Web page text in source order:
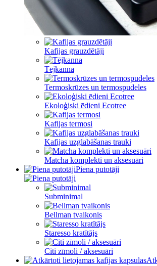
Kafijas grauzdētāji
Tējkanna
Termoskrūzes un termospudeles
Ekoloģiski ēdieni Ecotree
Kafijas termosi
Kafijas uzglabāšanas trauki
Matcha komplekti un aksesuāri
Piena putotāji
Subminimal
Bellman tvaikonis
Staresso kratītājs
Citi zīmoli / aksesuāri